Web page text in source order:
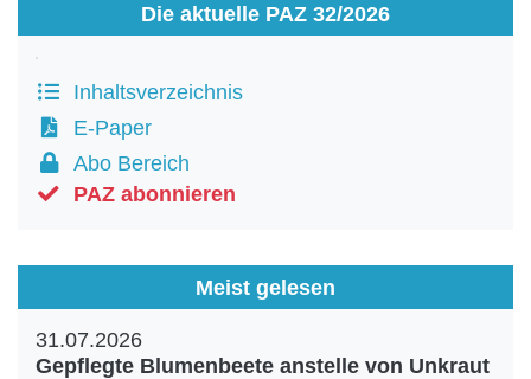
Kontakt
Die aktuelle PAZ 32/2026
Inhaltsverzeichnis
E-Paper
Abo Bereich
PAZ abonnieren
Meist gelesen
31.07.2026
Gepflegte Blumenbeete anstelle von Unkraut